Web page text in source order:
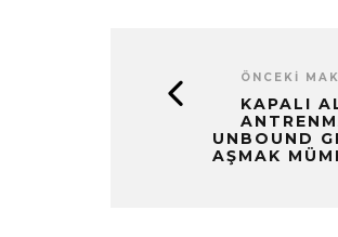
ÖNCEKI
KAPALI
UNBOUND
AŞMAK